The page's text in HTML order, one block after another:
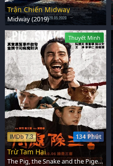
Trận Chiến Midway
Midway (2019)
Thuyết Minh
134 Phút
IMDb 7.3
Trừ Tam Hại
The Pig, the Snake and the Pigeon (2023)